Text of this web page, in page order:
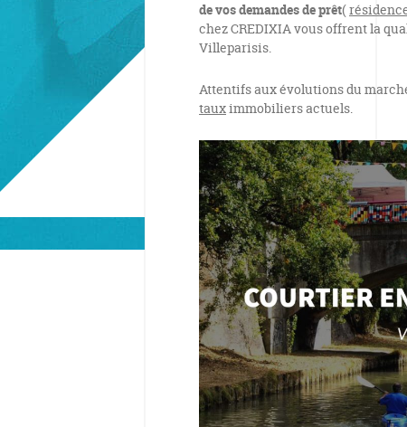
de vos demandes de prêt(
chez CREDIXIA vous offrent la
Villeparisis.
Attentifs aux évolutions du
tauximmobiliers actuels.